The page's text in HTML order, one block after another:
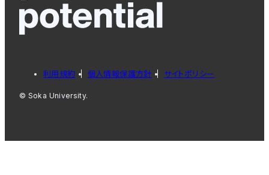
利用規約 個人情報保護方針 サイトポリシー
© Soka University.